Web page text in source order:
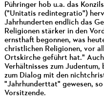
Pühringer hob u.a. das
("Unitatis redintegratio")
Jahrhunderten endlich das
Religionen stärker in den
ernsthaft begonnen, was
christlichen Religionen, vor
Ortskirche geführt hat."
Verhältnisses zum
zum Dialog mit den
"Jahrhunderttat" gewesen,
Vorsitzende.